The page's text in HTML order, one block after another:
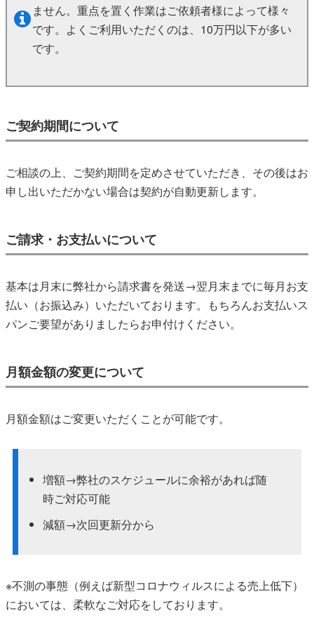
ません。重点を置く作業はご依頼者様によって様々
です。よくご利用いただくのは、10万円以下が多い
です。
ご契約期間について
ご相談の上、ご契約期間を定めさせていただき、その後はお
申し出いただかない場合は契約が自動更新します。
ご請求・お支払いについて
基本は月末に弊社から請求書を発送→翌月末までに毎月お支
払い（お振込み）いただいております。もちろんお支払いス
パンご要望がありましたらお申付けください。
月額金額の変更について
月額金額はご変更いただくことが可能です。
増額→弊社のスケジュールに余裕があれば随
時ご対応可能
減額→次回更新分から
※不測の事態（例えば新型コロナウィルスによる売上低下）
においては、柔軟なご対応をしております。